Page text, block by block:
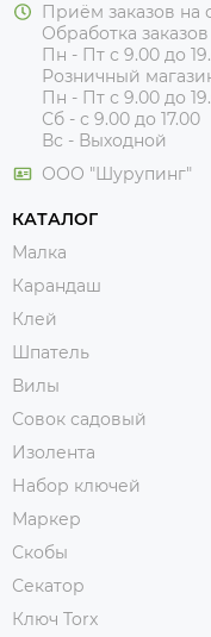
Приём заказов на
Обработка заказов
Пн - Пт с 9.00 до
Розничный
Пн - Пт с 9.00 до
Сб - с 9.00 до 17.00
Вс - Выходной
ООО "Шурупинг"
КАТАЛОГ
Малка
Карандаш
Клей
Шпатель
Вилы
Совок садовый
Изолента
Набор ключей
Маркер
Скобы
Секатор
Ключ Torx